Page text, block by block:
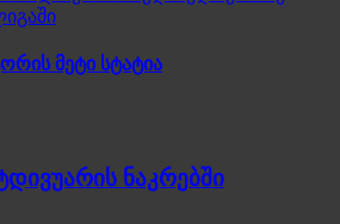
მეტი სტატია
ნაკრებში